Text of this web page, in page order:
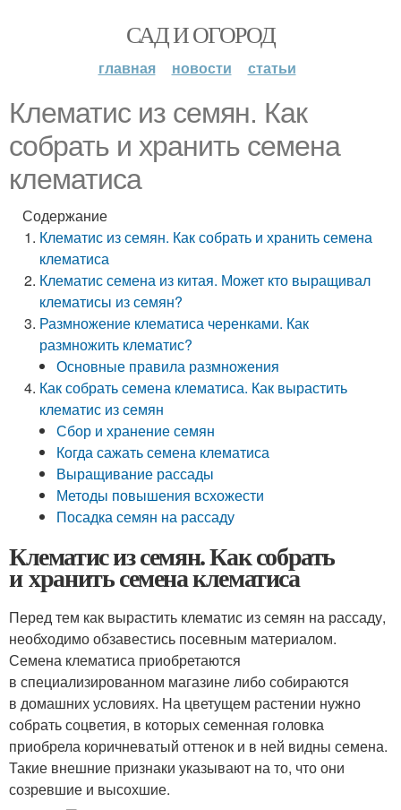
САД И ОГОРОД
главная новости статьи
Клематис из семян. Как
собрать и хранить семена
клематиса
Содержание
Клематис из семян. Как собрать и хранить семена
клематиса
Клематис семена из китая. Может кто выращивал
клематисы из семян?
Размножение клематиса черенками. Как
размножить клематис?
Основные правила размножения
Как собрать семена клематиса. Как вырастить
клематис из семян
Сбор и хранение семян
Когда сажать семена клематиса
Выращивание рассады
Методы повышения всхожести
Посадка семян на рассаду
Клематис из семян. Как собрать
и хранить семена клематиса
Перед тем как вырастить клематис из семян на рассаду,
необходимо обзавестись посевным материалом.
Семена клематиса приобретаются
в специализированном магазине либо собираются
в домашних условиях. На цветущем растении нужно
собрать соцветия, в которых семенная головка
приобрела коричневатый оттенок и в ней видны семена.
Такие внешние признаки указывают на то, что они
созревшие и высохшие.